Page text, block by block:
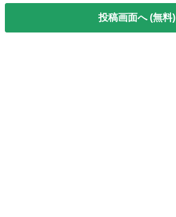
投稿画面へ (無料)